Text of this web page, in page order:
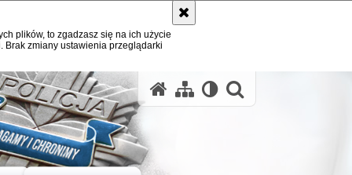
plików, to zgadzasz się na ich użycie
zmiany ustawienia przeglądarki